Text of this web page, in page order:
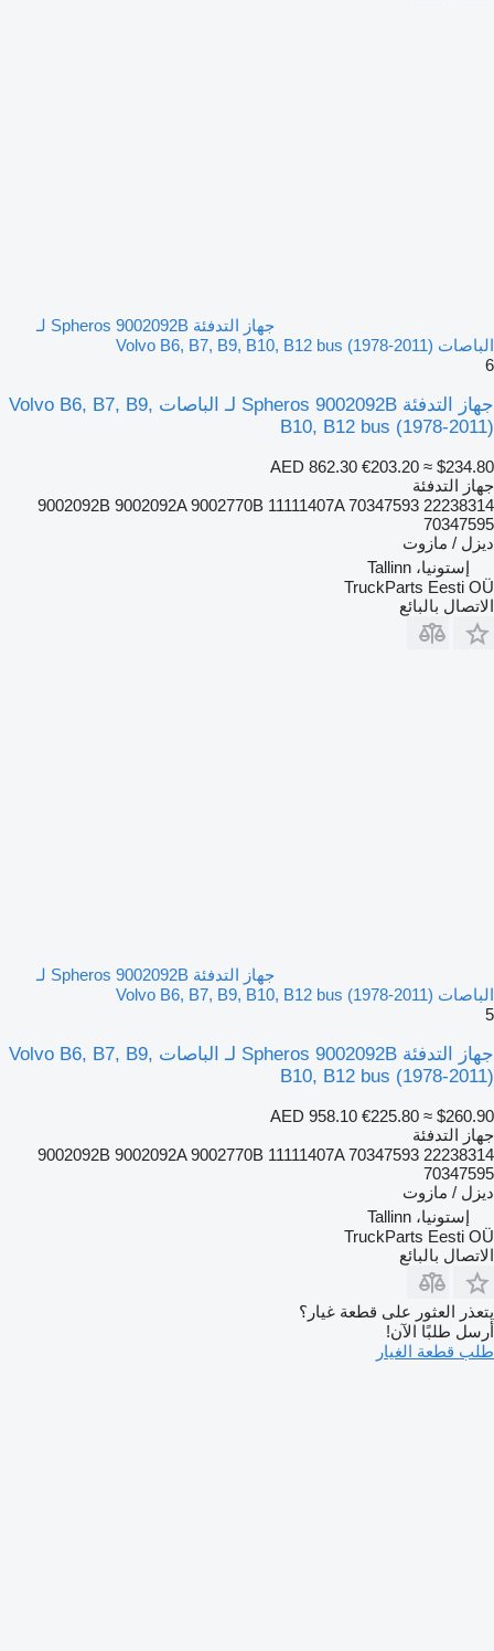
جهاز التدفئة Spheros 9002092B لـ
الباصات Volvo B6, B7, B9, B10, B12 bus (1978-2011)
6
جهاز التدفئة Spheros 9002092B لـ الباصات Volvo B6, B7, B9,
B10, B12 bus (1978-2011)
AED 862.30 €203.20 ≈ $234.80
جهاز التدفئة
9002092B 9002092A 9002770B 11111407A 70347593 22238314
70347595
ديزل / مازوت
إستونيا، Tallinn
TruckParts Eesti OÜ
الاتصال بالبائع
جهاز التدفئة Spheros 9002092B لـ
الباصات Volvo B6, B7, B9, B10, B12 bus (1978-2011)
5
جهاز التدفئة Spheros 9002092B لـ الباصات Volvo B6, B7, B9,
B10, B12 bus (1978-2011)
AED 958.10 €225.80 ≈ $260.90
جهاز التدفئة
9002092B 9002092A 9002770B 11111407A 70347593 22238314
70347595
ديزل / مازوت
إستونيا، Tallinn
TruckParts Eesti OÜ
الاتصال بالبائع
يتعذر العثور على قطعة غيار؟
أرسل طلبًا الآن!
طلب قطعة الغيار